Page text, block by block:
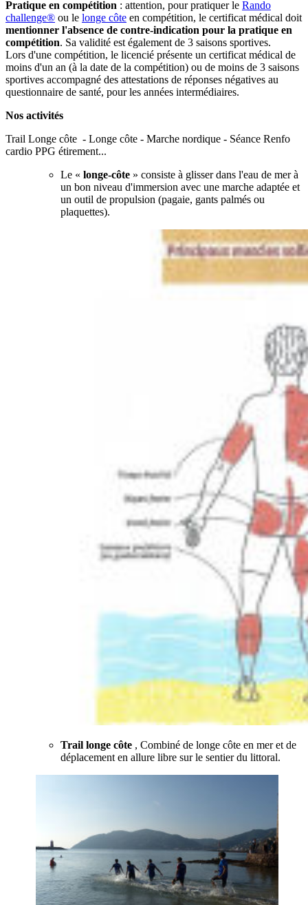
Pratique en compétition : attention, pour pratiquer le Rando
challenge® ou le longe côte en compétition, le certificat médical doit
mentionner l'absence de contre-indication pour la pratique en
compétition. Sa validité est également de 3 saisons sportives.
Lors d'une compétition, le licencié présente un certificat médical de
moins d'un an (à la date de la compétition) ou de moins de 3 saisons
sportives accompagné des attestations de réponses négatives au
questionnaire de santé, pour les années intermédiaires.
Nos activités
Trail Longe côte - Longe côte - Marche nordique - Séance Renfo
cardio PPG étirement...
Le « longe-côte » consiste à glisser dans l'eau de mer à
un bon niveau d'immersion avec une marche adaptée et
un outil de propulsion (pagaie, gants palmés ou
plaquettes).
Trail longe côte , Combiné de longe côte en mer et de
déplacement en allure libre sur le sentier du littoral.